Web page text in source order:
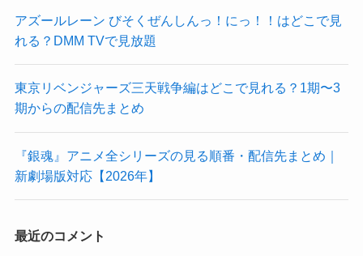
アズールレーン びそくぜんしんっ！にっ！！はどこで見
れる？DMM TVで見放題
東京リベンジャーズ三天戦争編はどこで見れる？1期〜3
期からの配信先まとめ
『銀魂』アニメ全シリーズの見る順番・配信先まとめ｜
新劇場版対応【2026年】
最近のコメント